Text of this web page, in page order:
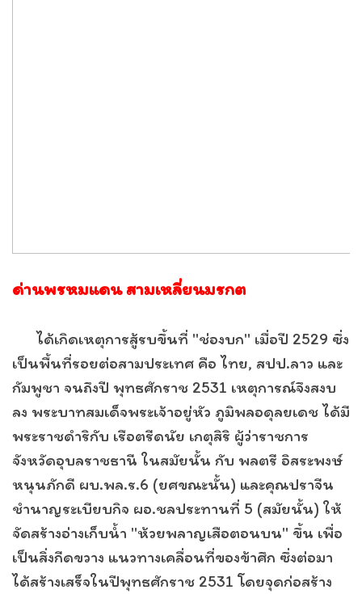
ด่านพรหมแดน สามเหลี่ยนมรกต
ได้เกิดเหตุการสู้รบขึ้นที่ "ช่องบก" เมื่อปี 2529 ซึ่ง
เป็นพื้นที่รอยต่อสามประเทศ คือ ไทย, สปป.ลาว และ
กัมพูชา จนถึงปี พุทธศักราช 2531 เหตุการณ์จึงสงบ
ลง พระบาทสมเด็จพระเจ้าอยู่หัว ภูมิพลอดุลยเดช ได้มี
พระราชดำริกับ เรือตรีดนัย เกตุสิริ ผู้ว่าราชการ
จังหวัดอุบลราชธานี ในสมัยนั้น กับ พลตรี อิสระพงษ์
หนุนภักดี ผบ.พล.ร.6 (ยศขณะนั้น) และคุณปราจีน
ชำนาญระเบียบกิจ ผอ.ชลประทานที่ 5 (สมัยนั้น) ให้
จัดสร้างอ่างเก็บน้ำ "ห้วยพลาญเสือตอนบน" ขึ้น เพื่อ
เป็นสิ่งกีดขวาง แนวทางเคลื่อนที่ของข้าศึก ซึ่งต่อมา
ได้สร้างเสร็จในปีพุทธศักราช 2531 โดยจุดก่อสร้าง